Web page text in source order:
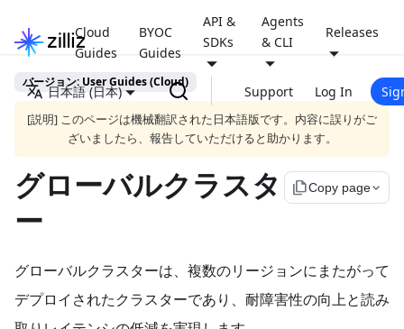
Cloud
Guides
BYOC
Guides
API &
SDKs
Agents
& CLI
Releases
日本語 (日本) Support Log In
バージョン: User Guides (Cloud)
[説明] このページは機械翻訳された日本語版です。内容に誤りがご
ざいましたら、報告していただけると助かります。
グローバルクラスタ
ー
file_copyCopy page
グローバルクラスターは、複数のリージョンにまたがって
デプロイされたクラスターであり、耐障害性の向上と読み